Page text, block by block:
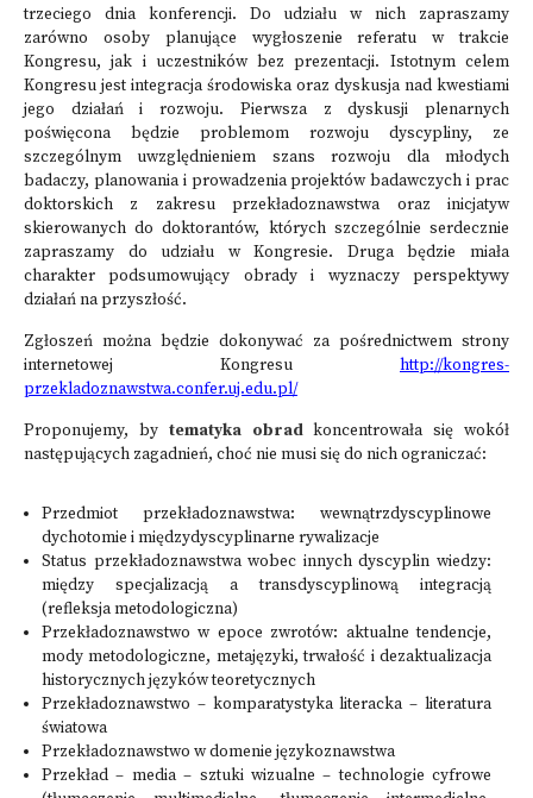
trzeciego dnia konferencji. Do udziału w nich zapraszamy
zarówno osoby planujące wygłoszenie referatu w trakcie
Kongresu, jak i uczestników bez prezentacji. Istotnym celem
Kongresu jest integracja środowiska oraz dyskusja nad kwestiami
jego działań i rozwoju. Pierwsza z dyskusji plenarnych
poświęcona będzie problemom rozwoju dyscypliny, ze
szczególnym uwzględnieniem szans rozwoju dla młodych
badaczy, planowania i prowadzenia projektów badawczych i prac
doktorskich z zakresu przekładoznawstwa oraz inicjatyw
skierowanych do doktorantów, których szczególnie serdecznie
zapraszamy do udziału w Kongresie. Druga będzie miała
charakter podsumowujący obrady i wyznaczy perspektywy
działań na przyszłość.
Zgłoszeń można będzie dokonywać za pośrednictwem strony
internetowej Kongresu http://kongres-
przekladoznawstwa.confer.uj.edu.pl/
Proponujemy, by tematyka obradkoncentrowała się wokół
następujących zagadnień, choć nie musi się do nich ograniczać:
Przedmiot przekładoznawstwa: wewnątrzdyscyplinowe
dychotomie i międzydyscyplinarne rywalizacje
Status przekładoznawstwa wobec innych dyscyplin wiedzy:
między specjalizacją a transdyscyplinową integracją
(refleksja metodologiczna)
Przekładoznawstwo w epoce zwrotów: aktualne tendencje,
mody metodologiczne, metajęzyki, trwałość i dezaktualizacja
historycznych języków teoretycznych
Przekładoznawstwo – komparatystyka literacka – literatura
światowa
Przekładoznawstwo w domenie językoznawstwa
Przekład – media – sztuki wizualne – technologie cyfrowe